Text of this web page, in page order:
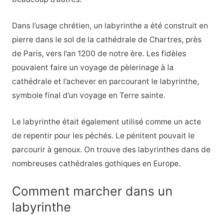
Dans l’usage chrétien, un labyrinthe a été construit en
pierre dans le sol de la cathédrale de Chartres, près
de Paris, vers l’an 1200 de notre ère. Les fidèles
pouvaient faire un voyage de pèlerinage à la
cathédrale et l’achever en parcourant le labyrinthe,
symbole final d’un voyage en Terre sainte.
Le labyrinthe était également utilisé comme un acte
de repentir pour les péchés. Le pénitent pouvait le
parcourir à genoux. On trouve des labyrinthes dans de
nombreuses cathédrales gothiques en Europe.
Comment marcher dans un
labyrinthe